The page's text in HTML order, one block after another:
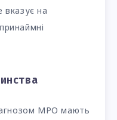
на
МРО мають